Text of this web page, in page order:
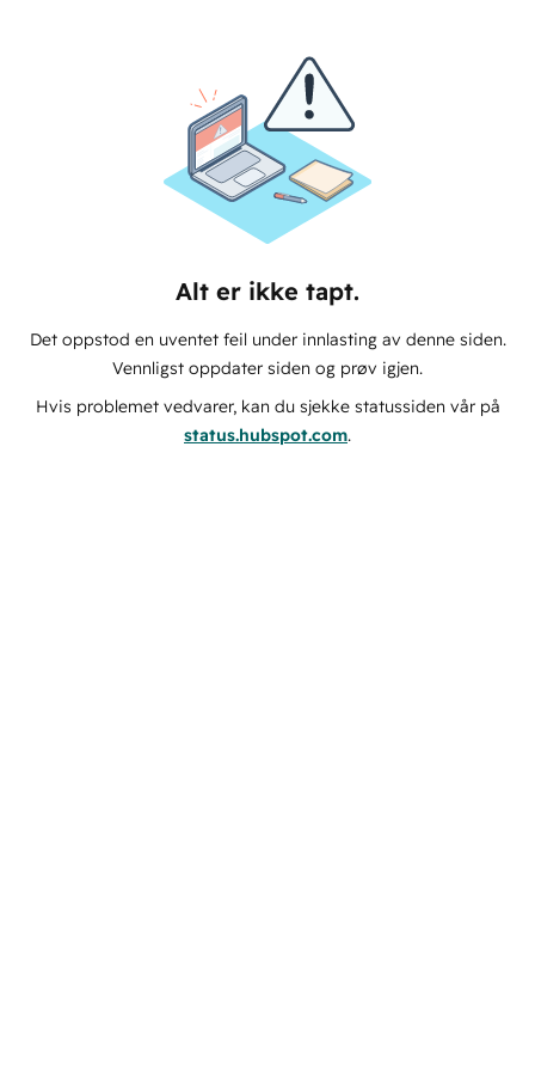
Alt er ikke tapt.
Det oppstod en uventet feil under innlasting av denne siden.
Vennligst oppdater siden og prøv igjen.
Hvis problemet vedvarer, kan du sjekke statussiden vår på
status.hubspot.com.